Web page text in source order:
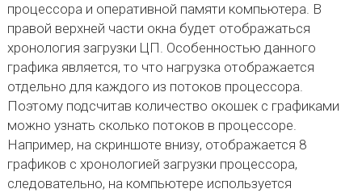
процессора и оперативной памяти компьютера. В
правой верхней части окна будет отображаться
хронология загрузки ЦП. Особенностью данного
графика является, то что нагрузка отображается
отдельно для каждого из потоков процессора.
Поэтому подсчитав количество окошек с графиками
можно узнать сколько потоков в процессоре.
Например, на скриншоте внизу, отображается 8
графиков с хронологией загрузки процессора,
следовательно, на компьютере используется